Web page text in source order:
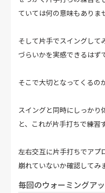
ていては何の意味もありま
そして片手でスイングして
づらいかを実感できるはず
そこで大切となってくるの
スイングと同時にしっかり
と、これが片手打ちで練習
左右交互に片手打ちでアプ
崩れていないか確認してみ
毎回のウォーミングア